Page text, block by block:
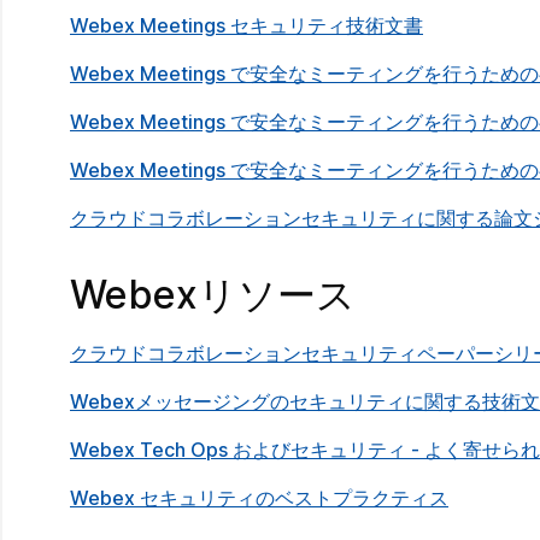
Webex Meetings セキュリティ技術文書
Webex Meetings で安全なミーティングを行うため
Webex Meetings で安全なミーティングを行うため
Webex Meetings で安全なミーティングを行うため
クラウドコラボレーションセキュリティに関する論
Webexリソース
クラウドコラボレーションセキュリティペーパーシ
Webexメッセージングのセキュリティに関する技術
Webex Tech Ops およびセキュリティ - よく寄せら
Webex セキュリティのベストプラクティス